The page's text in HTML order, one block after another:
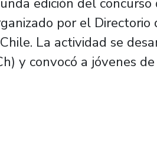
por el
La actividad se
y convocó a jóvenes
de innovación abierta